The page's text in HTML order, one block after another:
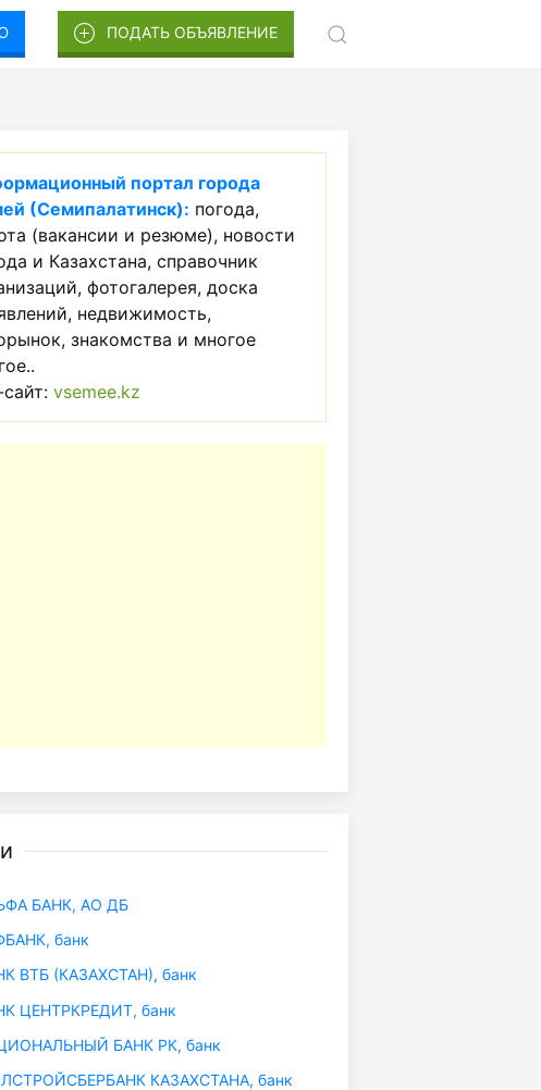
ПОДАТЬ ОБЪЯВЛЕНИЕ
портал города
(Семипалатинск): погода,
(вакансии и резюме), новости
и Казахстана, справочник
фотогалерея, доска
недвижимость,
знакомства и многое
vsemee.kz
БАНК, АО ДБ
банк
ВТБ (КАЗАХСТАН), банк
ЦЕНТРКРЕДИТ, банк
БАНК РК, банк
КАЗАХСТАНА, банк